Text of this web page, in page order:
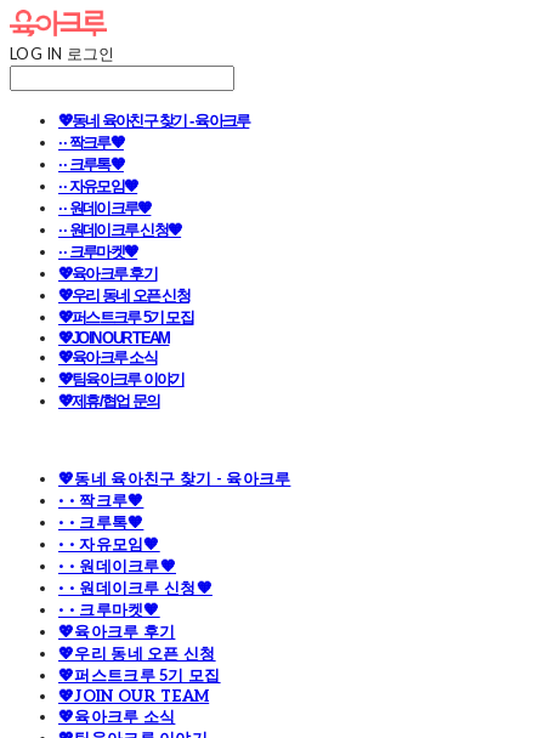
LOG IN 로그인
💖동네 육아친구 찾기 - 육아크루
· · 짝크루🧡
· · 크루톡🧡
· · 자유모임🧡
· · 원데이크루🧡
· · 원데이크루 신청🧡
· · 크루마켓🧡
💖육아크루 후기
💖우리 동네 오픈 신청
💖퍼스트크루 5기 모집
💖JOIN OUR TEAM
💖육아크루 소식
💖팀육아크루 이야기
💖제휴/협업 문의
💖동네 육아친구 찾기 - 육아크루
· · 짝크루🧡
· · 크루톡🧡
· · 자유모임🧡
· · 원데이크루🧡
· · 원데이크루 신청🧡
· · 크루마켓🧡
💖육아크루 후기
💖우리 동네 오픈 신청
💖퍼스트크루 5기 모집
💖JOIN OUR TEAM
💖육아크루 소식